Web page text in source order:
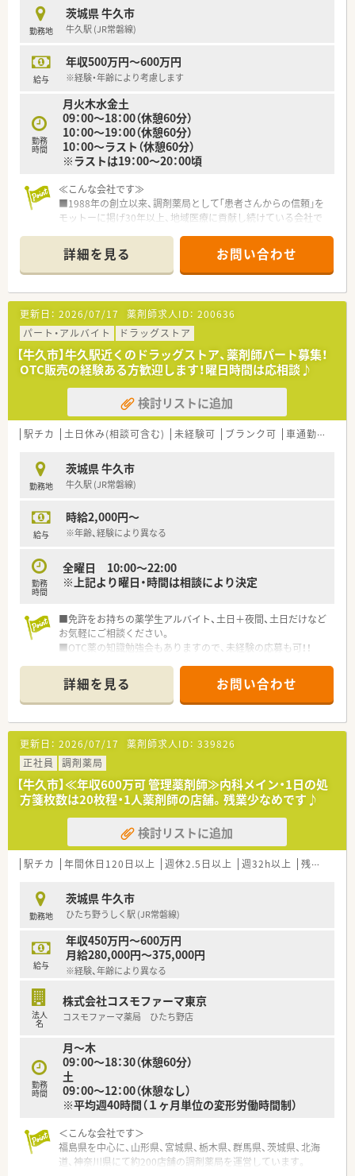
月 09時-18時
火 09時-18時
水 09時-16時
土 09時-16時
■日本で一番大きいクリニックモールになる1200坪の敷地面積
に大型駐車場を完備しております
■薬剤師さんの年齢層は30代～40代の方が多く活躍しており活
気ある店舗です
■牛久駅から徒歩10分程度、車通勤も可能です
＼＼ こんな会社です ／／
■1988年の創立以来、調剤薬局として｢患者さんからの信頼｣を
モットーに掲げ30年以上、地域医療に貢献し続けている会社で
す。
■茨城県つくば市を本社に構え、茨城県5店舗（古河市2店舗、つ
くば市2店舗、牛久1店舗）、埼玉県1店舗を展開している企業です
■調剤薬局の運営以外にも独立やドクターの開業支援事業も行
っております
■クリニックモールへ積極的に出店を行っており、収益性も高い
薬局づくりを行っています。
■地域ごとに採用を行っており、無理な異動はございません。
■異動原則なし、定年制も設けておりませんので、長く務めてい
る方も多く、末永くご勤務できます
勤務地
茨城県 牛久市
牛久駅 (JR常磐線)
給与
年収500万円～600万円
※経験・年齢により考慮します
勤務
時間
月火木水金土
09：00～18：00（休憩60分）
10：00～19：00（休憩60分）
10：00～ラスト（休憩60分）
※ラストは19：00～20：00頃
≪こんな会社です≫
■1988年の創立以来、調剤薬局として｢患者さんからの信頼｣を
モットーに掲げ30年以上、地域医療に貢献し続けている会社で
■茨城県つくば市を本社に構え、茨城県、青森県、埼玉県に9店舗
展開している薬局です
■調剤薬局の運営以外にも独立やドクターの開業支援事業も行
っております
■クリニックモールへ積極的に出店を行っており、収益性も高い
薬局づくりを行っています。
■地域ごとに採用を行っており、無理な異動はございません。
≪こんな店舗です≫
■1日平均160枚の処方箋を受けており、内科, 精神科, 整形外科,
循環器科など、
主に３つのクリニックからの処方箋を応需しています
■残業が多くならないように、シフトで勤務時間をうまく調整し
ています
ます
■薬剤師も常時6〜7名は配置しているため、1人当たりの処方箋
枚数も少なく抑えられています
詳細を見る お問い合わせ
更新日： 2026/07/17 薬剤師求人ID： 200636
パート・アルバイト
ドラッグストア
【牛久市】牛久駅近くのドラッグストア、薬剤師パート募集！
OTC販売の経験ある方歓迎します！曜日時間は応相談♪
検討リストに追加
駅チカ 土日休み(相談可含む) 未経験可 ブランク可 車通勤可
勤務地
茨城県 牛久市
牛久駅 (JR常磐線)
給与
時給2,000円～
※年齢、経験により異なる
勤務
時間
全曜日 10:00～22:00
※上記より曜日・時間は相談により決定
■免許をお持ちの薬学生アルバイト、土日＋夜間、土日だけなど
お気軽にご相談ください。
■OTC薬の知識勉強会もありますので、未経験の応募も可！！
ストアです。
詳細を見る お問い合わせ
更新日： 2026/07/17 薬剤師求人ID： 339826
正社員
調剤薬局
【牛久市】≪年収600万可 管理薬剤師≫内科メイン・1日の処
方箋枚数は20枚程・1人薬剤師の店舗。残業少なめです♪
検討リストに追加
駅チカ 年間休日120日以上 週休2.5日以上 週32h以上 残業なし(ほぼなし含む)
勤務地
茨城県 牛久市
ひたち野うしく駅 (JR常磐線)
給与
年収450万円～600万円
月給280,000円～375,000円
※経験、年齢により異なる
法人
名
株式会社コスモファーマ東京
コスモファーマ薬局 ひたち野店
勤務
時間
月～木
09：00～18：30（休憩60分）
土
09：00～12：00（休憩なし）
※平均週40時間（１ヶ月単位の変形労働時間制）
＜こんな会社です＞
福島県を中心に、山形県、宮城県、栃木県、群馬県、茨城県、北海
道、神奈川県にて約200店舗の調剤薬局を運営しています。